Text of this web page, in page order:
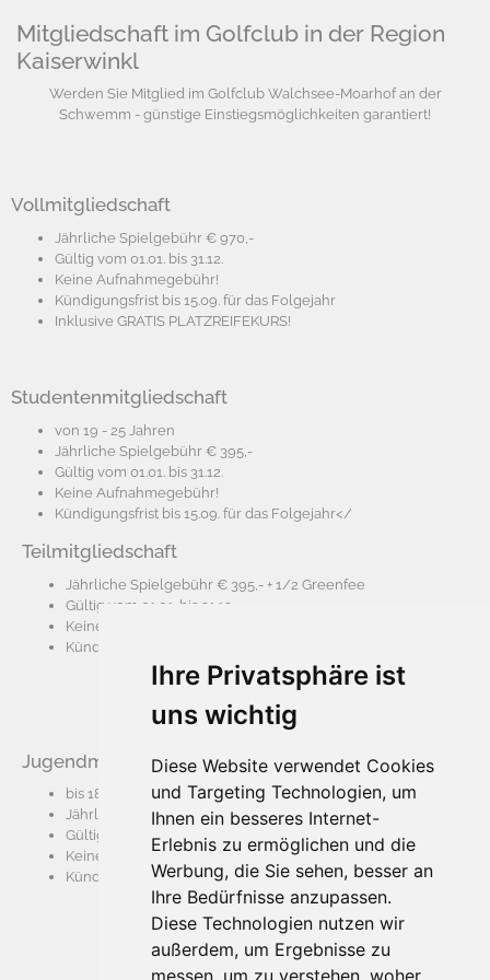
Ihre Privatsphäre ist
uns wichtig
Diese Website verwendet Cookies
und Targeting Technologien, um
Ihnen ein besseres Internet-
Erlebnis zu ermöglichen und die
Werbung, die Sie sehen, besser an
Ihre Bedürfnisse anzupassen.
Diese Technologien nutzen wir
außerdem, um Ergebnisse zu
messen, um zu verstehen, woher
Mitgliedschaft im Golfclub in der Region
Kaiserwinkl
Werden Sie Mitglied im Golfclub Walchsee-Moarhof an der
Schwemm - günstige Einstiegsmöglichkeiten garantiert!
Vollmitgliedschaft
Jährliche Spielgebühr € 970,-
Gültig vom 01.01. bis 31.12.
Keine Aufnahmegebühr!
Kündigungsfrist bis 15.09. für das Folgejahr
Inklusive GRATIS PLATZREIFEKURS!
Studentenmitgliedschaft
von 19 - 25 Jahren
Jährliche Spielgebühr € 395,-
Gültig vom 01.01. bis 31.12.
Keine Aufnahmegebühr!
Kündigungsfrist bis 15.09. für das Folgejahr</
Teilmitgliedschaft
Jährliche Spielgebühr € 395,- + 1/2 Greenfee
Gültig vom 01.01. bis 31.12.
Keine Aufnahmegebühr!
Kündigungsfrist bis 15.09. für das Folgejahr
Jugendmitgliedschaft
bis 18 Jahre
Jährliche Spielgebühr € 73,-
Gültig vom 01.01. bis 31.12.
Keine Aufnahmegebühr!
Kündigungsfrist bis 15.09. für das Folgejahr